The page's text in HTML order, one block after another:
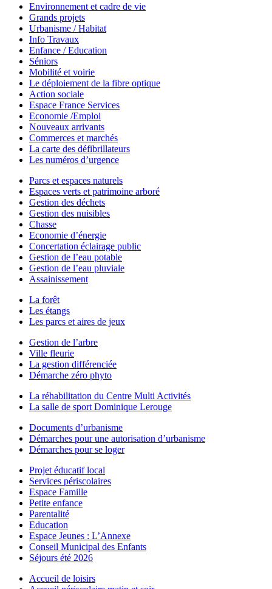
Environnement et cadre de vie
Grands projets
Urbanisme / Habitat
Info Travaux
Enfance / Education
Séniors
Mobilité et voirie
Le déploiement de la fibre optique
Action sociale
Espace France Services
Economie /Emploi
Nouveaux arrivants
Commerces et marchés
La carte des défibrillateurs
Les numéros d’urgence
Parcs et espaces naturels
Espaces verts et patrimoine arboré
Gestion des déchets
Gestion des nuisibles
Chasse
Economie d’énergie
Concertation éclairage public
Gestion de l’eau potable
Gestion de l’eau pluviale
Assainissement
La forêt
Les étangs
Les parcs et aires de jeux
Gestion de l’arbre
Ville fleurie
La gestion différenciée
Démarche zéro phyto
La réhabilitation du Centre Multi Activités
La salle de sport Dominique Lerouge
Documents d’urbanisme
Démarches pour une autorisation d’urbanisme
Démarches pour se loger
Projet éducatif local
Services périscolaires
Espace Famille
Petite enfance
Parentalité
Education
Espace Jeunes : L’Annexe
Conseil Municipal des Enfants
Séjours été 2026
Accueil de loisirs